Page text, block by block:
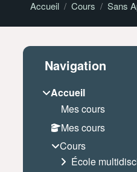
Accueil Cours Sans
Blocs
Passer Navigation
Navigation
Accueil
Mes cours
Mes cours
Cours
École